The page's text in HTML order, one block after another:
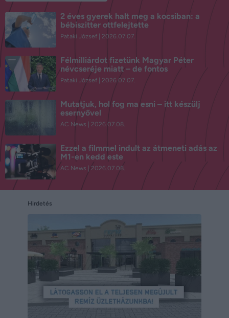
2 éves gyerek halt meg a kocsiban: a
bébiszitter ottfelejtette
Pataki József 2026.07.07.
Félmilliárdot fizetünk Magyar Péter
névcseréje miatt – de fontos
Pataki József 2026.07.07.
Mutatjuk, hol fog ma esni – itt készülj
esernyővel
AC News 2026.07.08.
Ezzel a filmmel indult az átmeneti adás az
M1-en kedd este
AC News 2026.07.08.
Hirdetés